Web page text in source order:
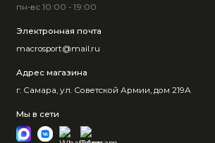
пн-вс 10:00 - 19:00
Электронная почта
macrosport@mail.ru
Адрес магазина
г. Самара, ул. Советской Армии, дом 219А
Мы в сети